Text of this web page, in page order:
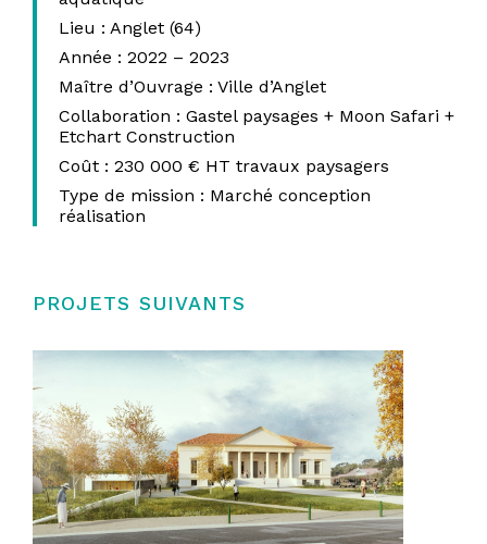
Lieu : Anglet (64)
Année : 2022 – 2023
Maître d’Ouvrage : Ville d’Anglet
Collaboration : Gastel paysages + Moon Safari +
Etchart Construction
Coût : 230 000 € HT travaux paysagers
Type de mission : Marché conception
réalisation
PROJETS SUIVANTS